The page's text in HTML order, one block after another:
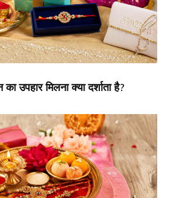
उपहार मिलना क्या दर्शाता है?